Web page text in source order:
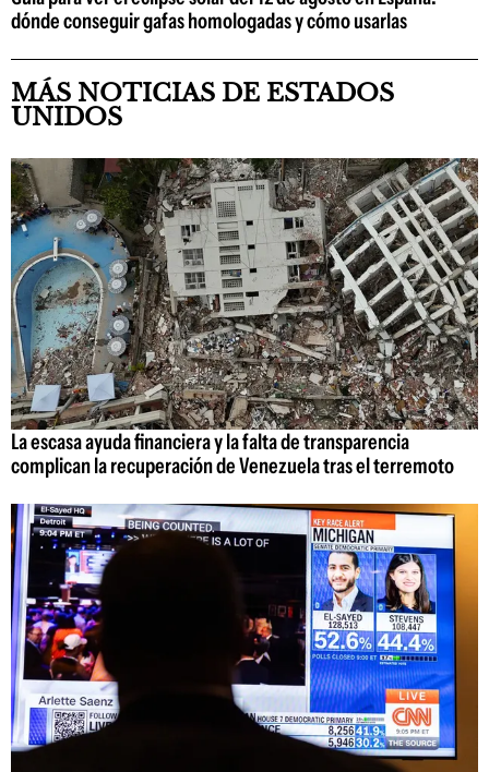
dónde conseguir gafas homologadas y cómo usarlas
MÁS NOTICIAS DE ESTADOS
UNIDOS
La escasa ayuda financiera y la falta de transparencia
complican la recuperación de Venezuela tras el terremoto